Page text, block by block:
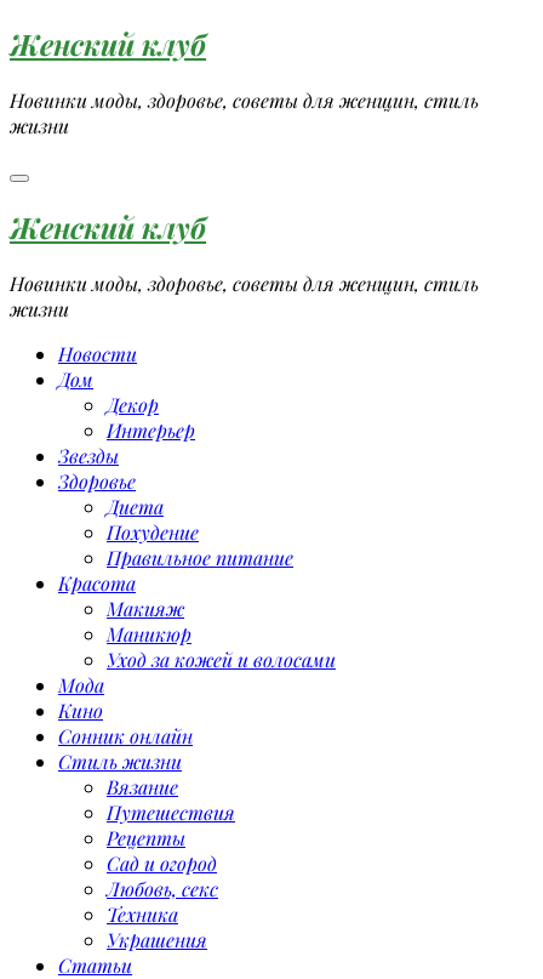
Перейти
к
содержимому
Женский клуб
Новинки моды, здоровье, советы для женщин, стиль
жизни
Женский клуб
Новинки моды, здоровье, советы для женщин, стиль
жизни
Новости
Дом
Декор
Интерьер
Звезды
Здоровье
Диета
Похудение
Правильное питание
Красота
Макияж
Маникюр
Уход за кожей и волосами
Мода
Кино
Сонник онлайн
Стиль жизни
Вязание
Путешествия
Рецепты
Сад и огород
Любовь, секс
Техника
Украшения
Статьи